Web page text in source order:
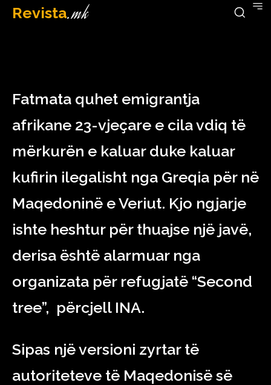
Revista.mk
April 26, 2023
Fatmata quhet emigrantja
afrikane 23-vjeçare e cila vdiq të
mërkurën e kaluar duke kaluar
kufirin ilegalisht nga Greqia për në
Maqedoninë e Veriut. Kjo ngjarje
ishte heshtur për thuajse një javë,
derisa është alarmuar nga
organizata për refugjatë “Second
tree”, përcjell INA.
Sipas një versioni zyrtar të
autoriteteve të Maqedonisë së